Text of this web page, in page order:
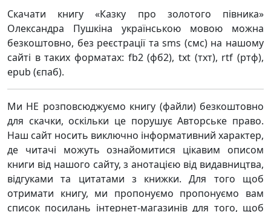
Скачати книгу «Казку про золотого півника»
Олександра Пушкіна українською мовою можна
безкоштовно, без реєстрації та sms (смс) на нашому
сайті в таких форматах: fb2 (фб2), txt (тхт), rtf (ртф),
epub (єпаб).
Ми НЕ розповсюджуємо книгу (файли) безкоштовно
для скачки, оскільки це порушує Авторське право.
Наш сайт носить виключно інформативний характер,
де читачі можуть ознайомитися цікавим описом
книги від нашого сайту, з анотацією від видавництва,
відгуками та цитатами з книжки. Для того щоб
отримати книгу, ми пропонуємо пропонуємо вам
список посилань інтернет-магазинів для того, щоб